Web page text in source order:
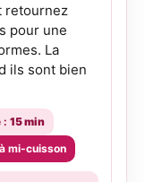
retournez
pour une
La
ils sont bien
: 15 min
mi-cuisson